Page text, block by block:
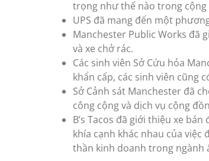
trọng như thế nào trong cộng
UPS đã mang đến một
Manchester Public Works đã
và xe chở rác.
Các sinh viên Sở Cứu hỏa
khẩn cấp, các sinh viên cũng
Sở Cảnh sát Manchester đã
công cộng và dịch vụ cộng
B’s Tacos đã giới thiệu xe
khía cạnh khác nhau của
thần kinh doanh trong ngành